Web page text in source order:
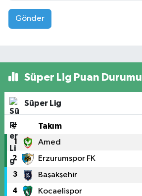
Gönder
Süper Lig Puan Durumu
Süper Lig
# Takım
1 Amed
2 Erzurumspor FK
3 Başakşehir
4 Kocaelispor